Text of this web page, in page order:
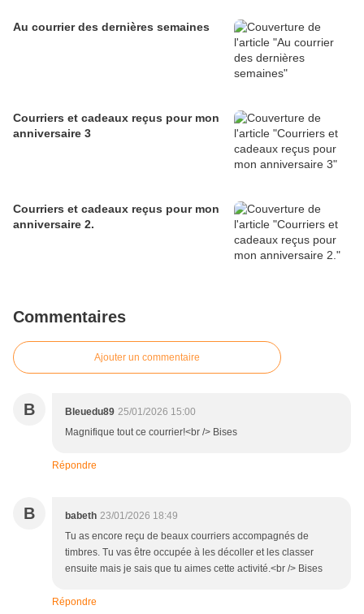
Au courrier des dernières semaines
Courriers et cadeaux reçus pour mon
anniversaire 3
Courriers et cadeaux reçus pour mon
anniversaire 2.
Commentaires
Ajouter un commentaire
B Bleuedu89 25/01/2026 15:00
Magnifique tout ce courrier!<br /> Bises
Répondre
B babeth 23/01/2026 18:49
Tu as encore reçu de beaux courriers accompagnés de
timbres. Tu vas être occupée à les décoller et les classer
ensuite mais je sais que tu aimes cette activité.<br /> Bises
Répondre